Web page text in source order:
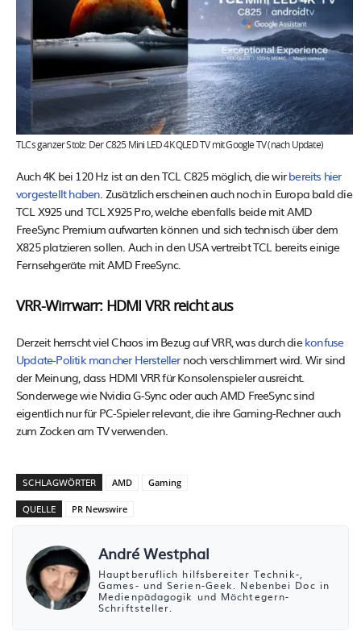
TLCs ganzer Stolz: Der C825 Mini LED 4K QLED TV mit Google TV (nach Update)
Auch 4K bei 120 Hz ist an den TCL C825 möglich, die wirbereits hier
vorgestellt haben. Zusätzlich erscheinen auch noch in Europa bald die
TCL X925 und TCL X925 Pro, welche ebenfalls beide mit AMD
FreeSync Premium aufwarten können und sich technisch über dem
X825 platzieren sollen. Auch in den USA vertreibt TCL bereits einige
Fernsehgeräte mit AMD FreeSync.
VRR-Wirrwarr: HDMI VRR reicht aus
Derzeit herrscht viel Chaos im Bezug auf VRR, was durch diekonfuse
Update-Politik mancher Herstellernoch verschlimmert wird. Wir sind
der Meinung, dass HDMI VRR für Konsolenspieler ausreicht.
Sonderwege wie Nvidia G-Sync oder auch AMD FreeSync sind
eigentlich nur für PC-Spieler relevant, die ihre Gaming-Rechner auch
zum Zocken am TV verwenden.
SCHLAGWÖRTER AMD Gaming
QUELLE PR Newswire
André Westphal
Hauptberuflich hilfsbereiter Technik-,
Games- und Serien-Geek. Nebenbei Doc in
Medienpädagogik und Möchtegern-
Schriftsteller.